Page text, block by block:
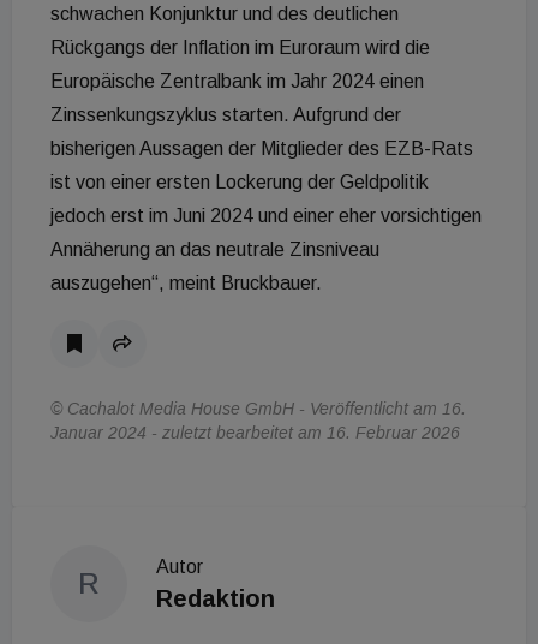
schwachen Konjunktur und des deutlichen
Rückgangs der Inflation im Euroraum wird die
Europäische Zentralbank im Jahr 2024 einen
Zinssenkungszyklus starten. Aufgrund der
bisherigen Aussagen der Mitglieder des EZB-Rats
ist von einer ersten Lockerung der Geldpolitik
jedoch erst im Juni 2024 und einer eher vorsichtigen
Annäherung an das neutrale Zinsniveau
auszugehen“, meint Bruckbauer.
© Cachalot Media House GmbH - Veröffentlicht am 16.
Januar 2024 - zuletzt bearbeitet am 16. Februar 2026
R
Autor
Redaktion